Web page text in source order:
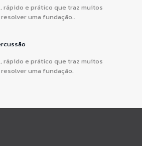
rápido e prático que traz muitos
uma fundação..
rápido e prático que traz muitos
uma fundação.